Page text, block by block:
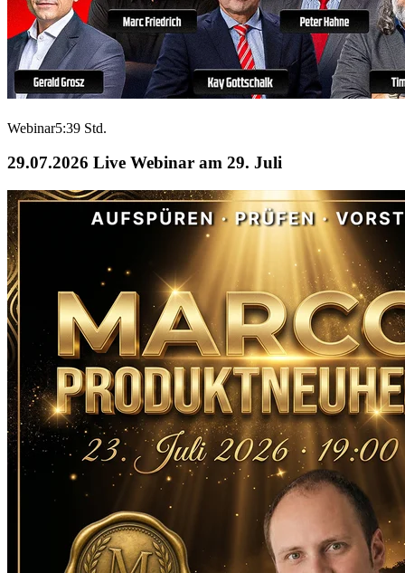
Webinar5:39 Std.
29.07.2026 Live Webinar am 29. Juli